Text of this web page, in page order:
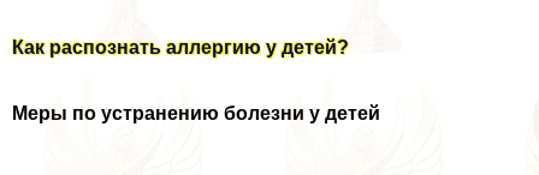
Как распознать аллергию у детей?
Меры по устранению болезни у детей